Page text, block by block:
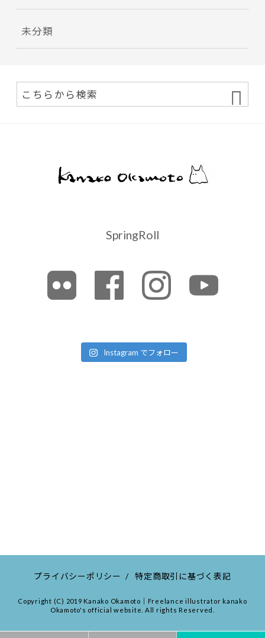
未分類
SpringRoll
Instagram でフォロー
プライバシーポリシー / 特定商取引に基づく表記
Copyright (C) 2019 Kanako Okamoto｜Freelance illustrator kanako
Okamoto's official website. All rights Reserved.